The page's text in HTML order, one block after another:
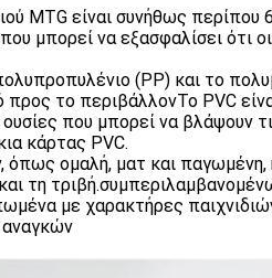
MTG είναι συνήθως περίπου
μπορεί να εξασφαλίσει ότι
(PP) και το
προς το περιβάλλονΤο PVC
που μπορεί να βλάψουν
κάρτας PVC.
όπως ομαλή, ματ και
τη
με χαρακτήρες
αναγκών